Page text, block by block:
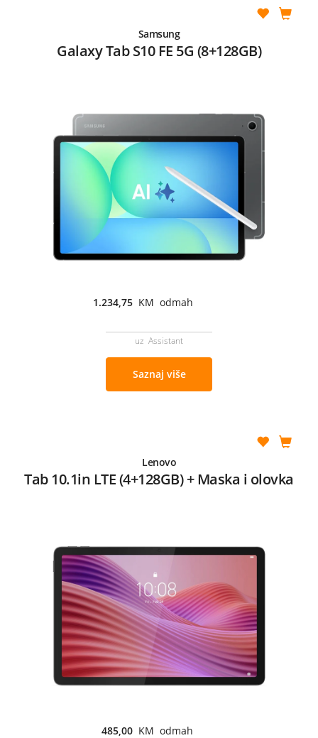
Samsung
Galaxy Tab S10 FE 5G (8+128GB)
1.234,75 KM odmah
uz Assistant
Saznaj više
Lenovo
Tab 10.1in LTE (4+128GB) + Maska i olovka
485,00 KM odmah